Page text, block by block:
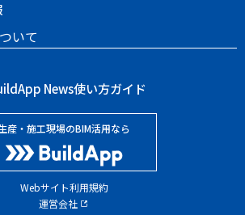
いて
News使い方ガイド
産・施工現場のBIM活用なら
Webサイト利用規約
運営会社